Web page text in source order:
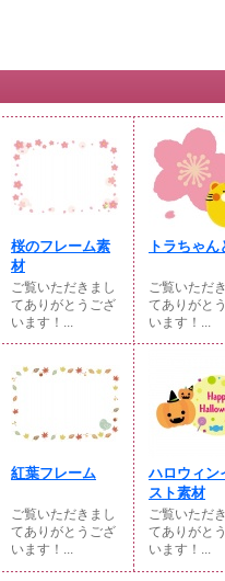
桜のフレーム素
材
ご覧いただきまし
てありがとうござ
います！...
トラちゃん
ご覧いただ
てありがと
います！...
紅葉フレーム
ご覧いただきまし
てありがとうござ
います！...
ハロウィン
スト素材
ご覧いただ
てありがと
います！...